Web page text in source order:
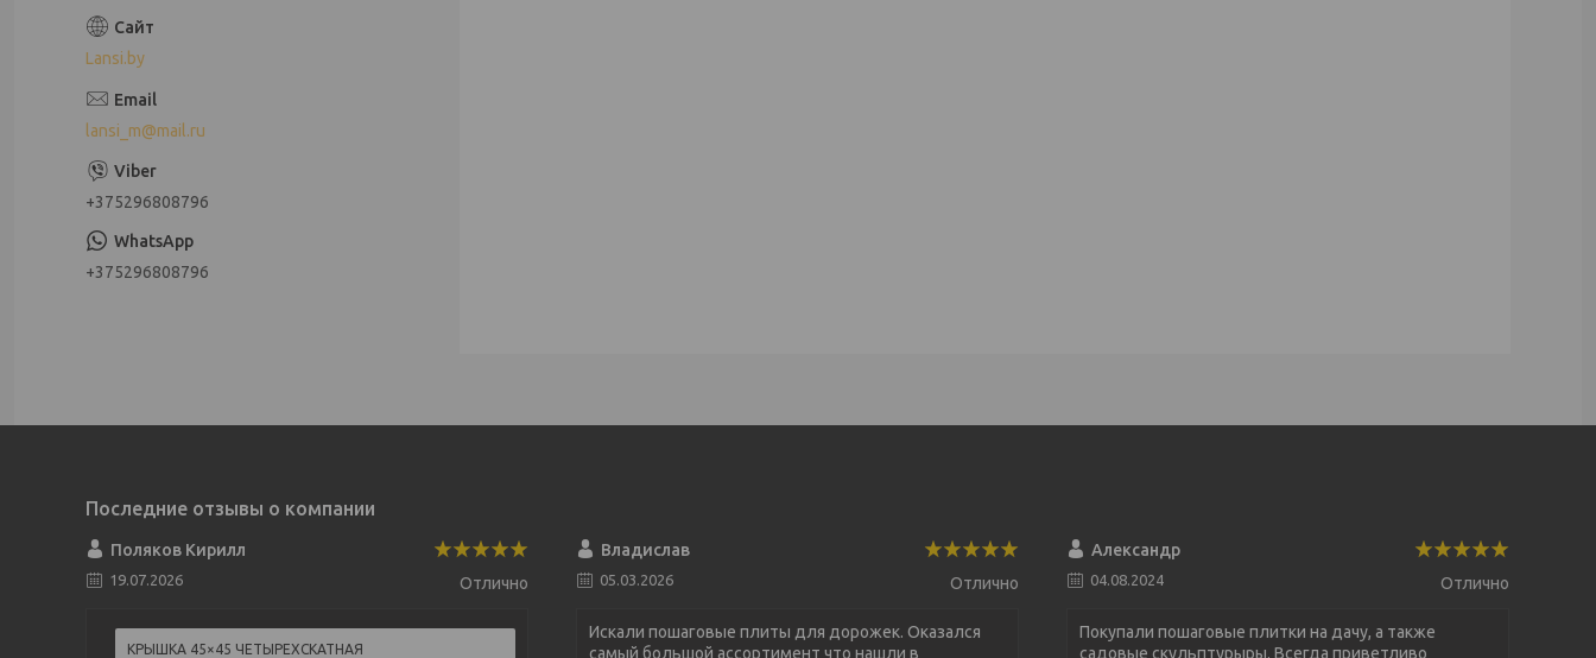
Lansi.by
lansi_m@mail.ru
+375296808796
+375296808796
Поляков Кирилл
19.07.2026 Отлично
КРЫШКА 45×45 ЧЕТЫРЕХСКАТНАЯ
Владислав
05.03.2026 Отлично
Искали пошаговые плиты для дорожек. Оказался
самый большой ассортимент что нашли в
Александр
04.08.2024 Отлично
Покупали пошаговые плитки на дачу, а также
садовые скульптурыры. Всегда приветливо